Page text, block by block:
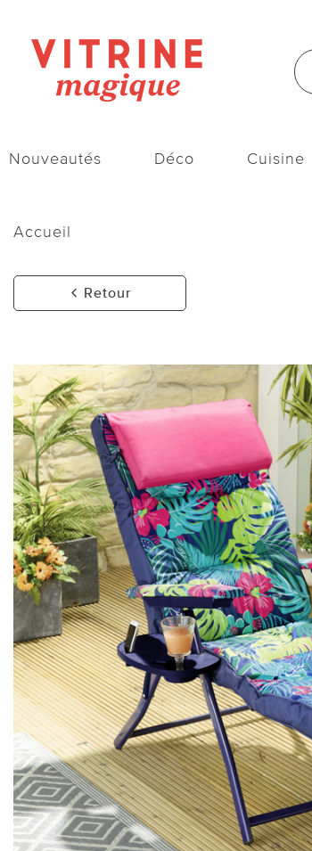
Nouveautés Déco Cuisine
Accueil
Retour